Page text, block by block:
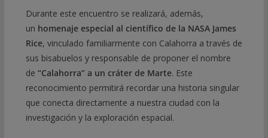
Durante este encuentro se realizará, además,
un homenaje especial al científico de la NASA James
Rice, vinculado familiarmente con Calahorra a través de
sus bisabuelos y responsable de proponer el nombre
de “Calahorra” a un cráter de Marte. Este
reconocimiento permitirá recordar una historia singular
que conecta directamente a nuestra ciudad con la
investigación y la exploración espacial.